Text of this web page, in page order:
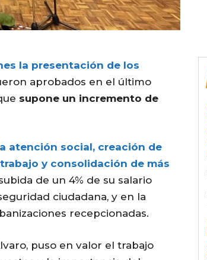
la presentación de los
aprobados en el último
supone un incremento de
atención social, creación de
y consolidación de más
de un 4% de su salario
ciudadana, y en la
recepcionadas.
puso en valor el trabajo